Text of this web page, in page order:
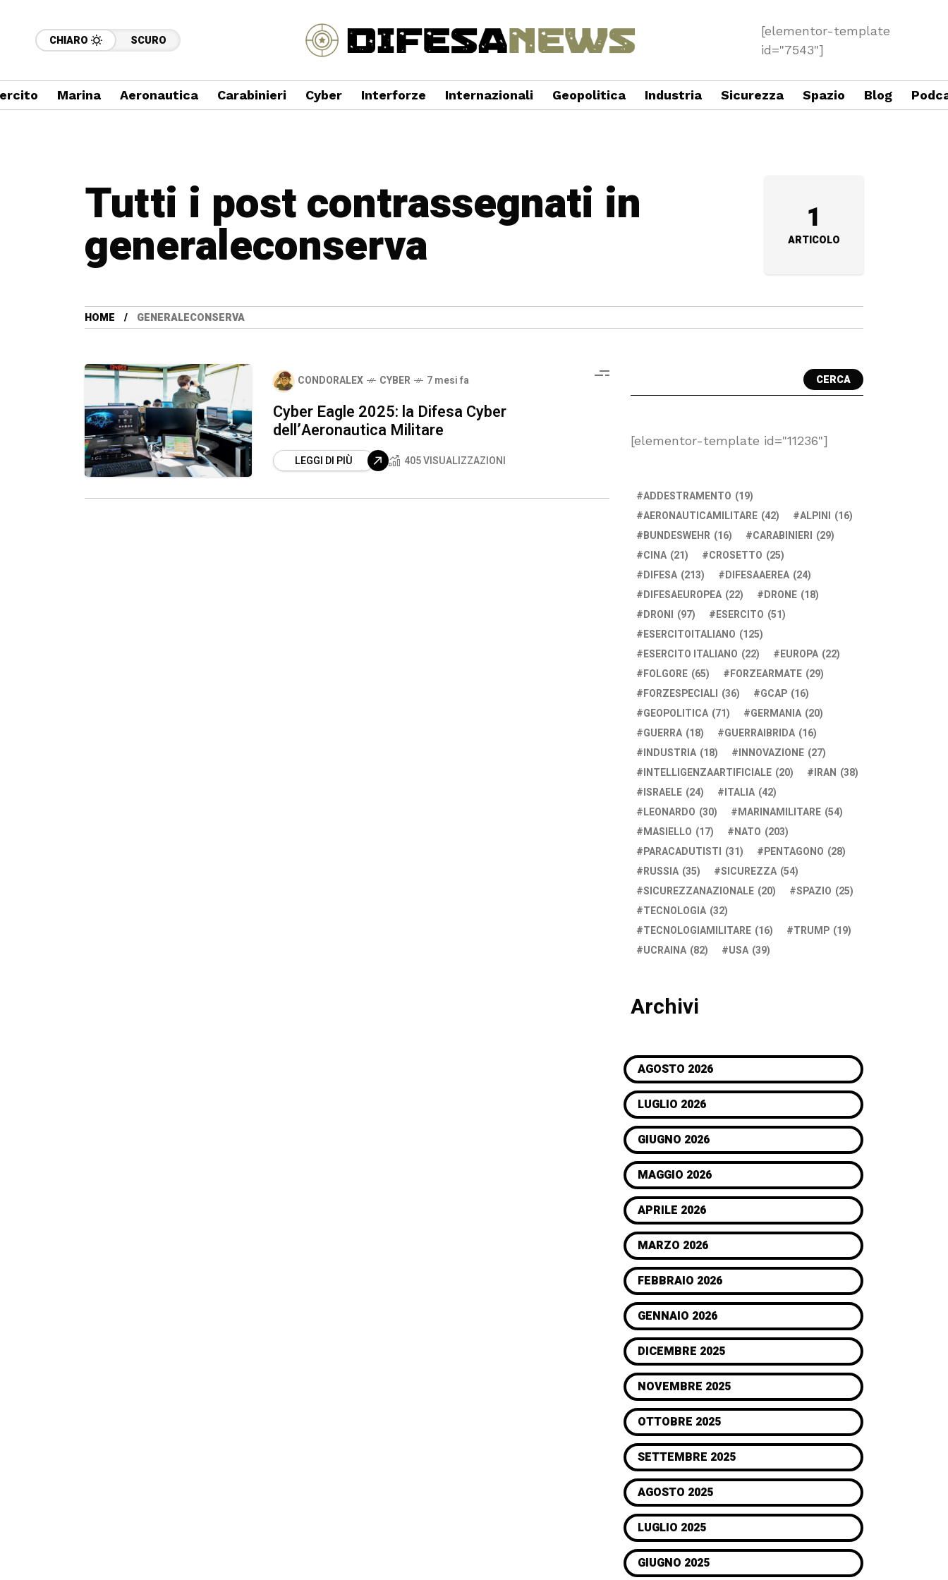
CHIARO SCURO
[elementor-template
id="7543"]
Marina Aeronautica Carabinieri Cyber Interforze Internazionali Geopolitica Industria Sicurezza Spazio Blog
Tutti i post contrassegnati in
generaleconserva 1
ARTICOLO
HOME GENERALECONSERVA
CONDORALEX CYBER 7 mesi fa
Cyber Eagle 2025: la Difesa Cyber
dell’Aeronautica Militare
LEGGI DI PIÙ 405 VISUALIZZAZIONI
CERCA
[elementor-template id="11236"]
ADDESTRAMENTO (19)
AERONAUTICAMILITARE (42) ALPINI (16)
BUNDESWEHR (16) CARABINIERI (29)
CINA (21) CROSETTO (25)
DIFESA (213) DIFESAAEREA (24)
DIFESAEUROPEA (22) DRONE (18)
DRONI (97) ESERCITO (51)
ESERCITOITALIANO (125)
ESERCITO ITALIANO (22) EUROPA (22)
FOLGORE (65) FORZEARMATE (29)
FORZESPECIALI (36) GCAP (16)
GEOPOLITICA (71) GERMANIA (20)
GUERRA (18) GUERRAIBRIDA (16)
INDUSTRIA (18) INNOVAZIONE (27)
INTELLIGENZAARTIFICIALE (20) IRAN (38)
ISRAELE (24) ITALIA (42)
LEONARDO (30) MARINAMILITARE (54)
MASIELLO (17) NATO (203)
PARACADUTISTI (31) PENTAGONO (28)
RUSSIA (35) SICUREZZA (54)
SICUREZZANAZIONALE (20) SPAZIO (25)
TECNOLOGIA (32)
TECNOLOGIAMILITARE (16) TRUMP (19)
UCRAINA (82) USA (39)
Archivi
AGOSTO 2026
LUGLIO 2026
GIUGNO 2026
MAGGIO 2026
APRILE 2026
MARZO 2026
FEBBRAIO 2026
GENNAIO 2026
DICEMBRE 2025
NOVEMBRE 2025
OTTOBRE 2025
SETTEMBRE 2025
AGOSTO 2025
LUGLIO 2025
GIUGNO 2025